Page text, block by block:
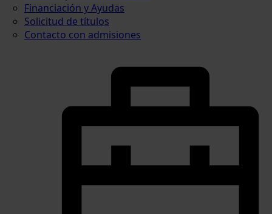
Financiación y Ayudas
Solicitud de títulos
Contacto con admisiones